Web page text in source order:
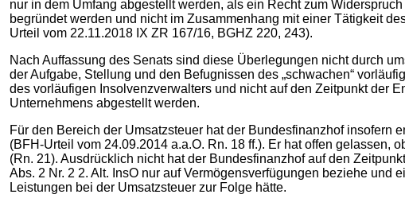
nur in dem Umfang abgestellt werden, als ein Recht zum
begründet werden und nicht im Zusammenhang mit einer Tätigkeit
Urteil vom 22.11.2018 IX ZR 167/16, BGHZ 220, 243).
Nach Auffassung des Senats sind diese Überlegungen nicht durch
der Aufgabe, Stellung und den Befugnissen des „schwachen“
des vorläufigen Insolvenzverwalters und nicht auf den Zeitpunkt der
Unternehmens abgestellt werden.
Für den Bereich der Umsatzsteuer hat der Bundesfinanzhof
(BFH-Urteil vom 24.09.2014 a.a.O. Rn. 18 ff.). Er hat offen
(Rn. 21). Ausdrücklich nicht hat der Bundesfinanzhof auf den
Abs. 2 Nr. 2 2. Alt. InsO nur auf Vermögensverfügungen beziehe
Leistungen bei der Umsatzsteuer zur Folge hätte.